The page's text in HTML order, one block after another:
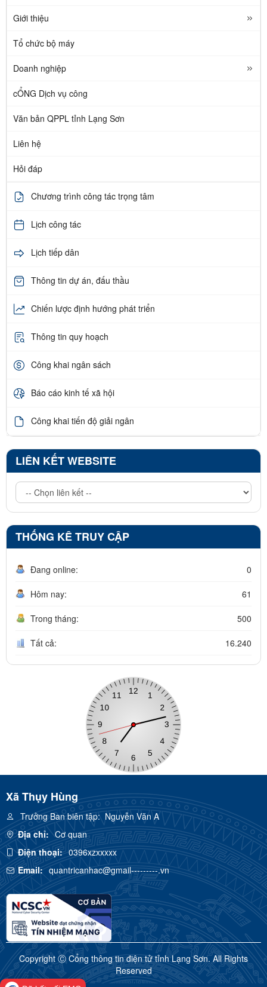
Giới thiệu
Tổ chức bộ máy
Doanh nghiệp
cỔNG Dịch vụ công
Văn bản QPPL tỉnh Lạng Sơn
Liên hệ
Hỏi đáp
Chương trình công tác trọng tâm
Lịch công tác
Lịch tiếp dân
Thông tin dự án, đấu thầu
Chiến lược định hướng phát triển
Thông tin quy hoạch
Công khai ngân sách
Báo cáo kinh tế xã hội
Công khai tiến độ giải ngân
LIÊN KẾT WEBSITE
THỐNG KÊ TRUY CẬP
Đang online: 0
Hôm nay: 61
Trong tháng: 500
Tất cả: 16.240
Xã Thụy Hùng
Trưởng Ban biên tập:Nguyễn Văn A
Địa chỉ: Cơ quan
Điện thoại: 0396xzxxxxx
Email: quantricanhac@gmail---------.vn
Copyright Ⓒ Cổng thông tin điện tử tỉnh Lạng Sơn. All Rights
Reserved